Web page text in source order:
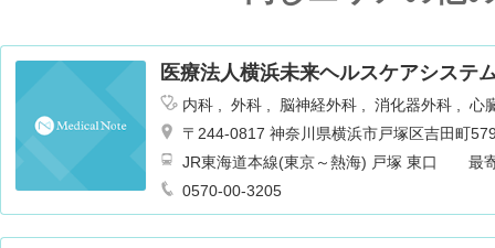
医療法人横浜未来ヘルスケアシステ
内科 外科 脳神経外科 消化器外科
心
皮膚科
泌尿器科 耳鼻咽喉科
リハビ
麻酔科
乳腺外科 循環器内科
〒244-0817 神奈川県横浜市戸塚区吉田町
JR東海道本線(東京～熱海) 戸塚 東口 最
送迎バスも運行あり 徒歩7分
0570-00-3205